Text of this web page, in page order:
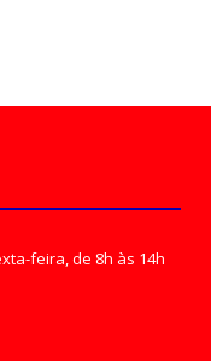
feira, de 8h às 14h